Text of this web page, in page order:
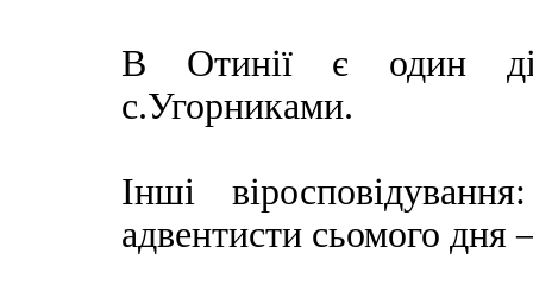
В Отинії є один
с.Угорниками.
Інші
адвентисти сьомого